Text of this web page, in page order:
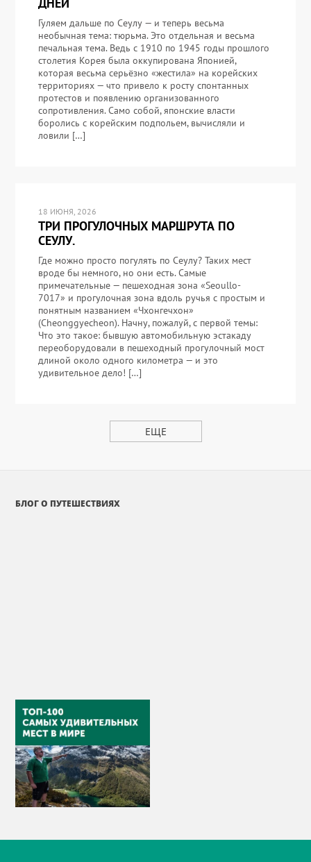
Гуляем дальше по Сеулу — и теперь весьма
необычная тема: тюрьма. Это отдельная и весьма
печальная тема. Ведь с 1910 по 1945 годы прошлого
столетия Корея была оккупирована Японией,
которая весьма серьёзно «жестила» на корейских
территориях — что привело к росту спонтанных
протестов и появлению организованного
сопротивления. Само собой, японские власти
боролись с корейским подпольем, вычисляли и
ловили […]
18 ИЮНЯ, 2026
ТРИ ПРОГУЛОЧНЫХ МАРШРУТА ПО
СЕУЛУ.
Где можно просто погулять по Сеулу? Таких мест
вроде бы немного, но они есть. Самые
примечательные — пешеходная зона «Seoullo-
7017» и прогулочная зона вдоль ручья с простым и
понятным названием «Чхонгечхон»
(Cheonggyecheon). Начну, пожалуй, с первой темы:
Что это такое: бывшую автомобильную эстакаду
переоборудовали в пешеходный прогулочный мост
длиной около одного километра — и это
удивительное дело! […]
ЕЩЕ
БЛОГ О ПУТЕШЕСТВИЯХ